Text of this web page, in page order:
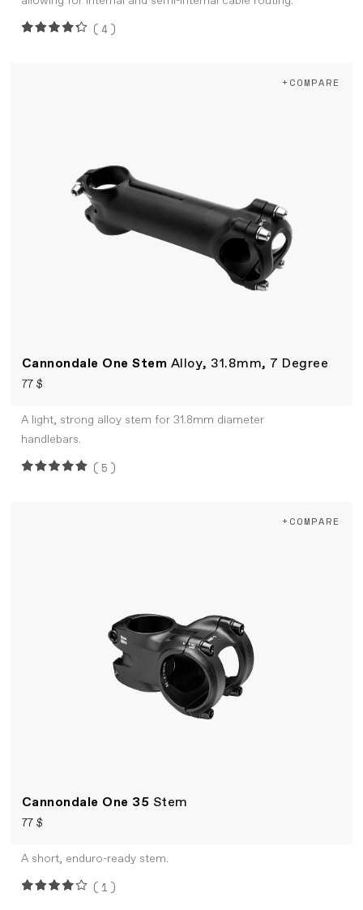
(4)
Cannondale One Stem Alloy, 31.8mm, 7 Degree
77 $
+COMPARE
A light, strong alloy stem for 31.8mm diameter
handlebars.
(5)
Cannondale One 35 Stem
77 $
+COMPARE
A short, enduro-ready stem.
(1)